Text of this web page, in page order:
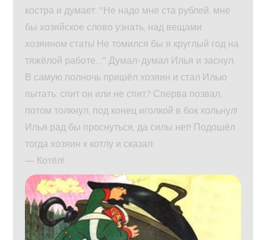
костра и думает: "Не надо мне ста рублей, мне
бы хозяйское слово узнать, над вещами
хозяином стать! Не томился бы я круглый год на
тяжёлой работе…" Думал-думал Илья и заснул.
В самую полночь пришёл хозяин и стал Илью
пытать: спит он или не спит? Сперва позвал,
потом толкнул, под конец иголкой в бок кольнул!
Илья рад бы проснуться, да силы нет! Подошёл
тогда хозяин к котлу и сказал:
— Котёл!